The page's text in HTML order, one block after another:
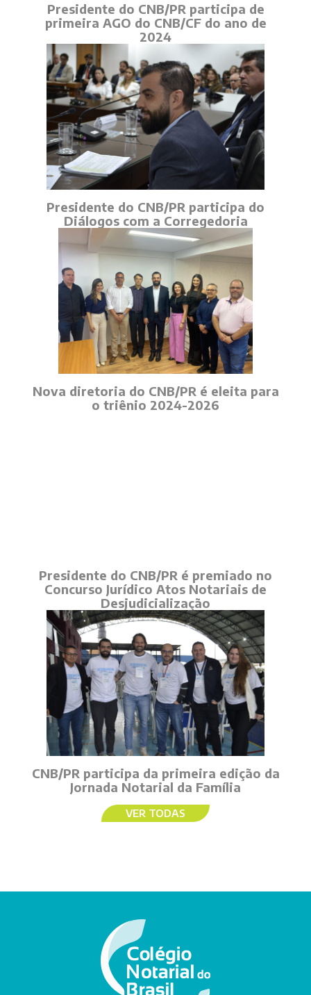
Presidente do CNB/PR participa de
primeira AGO do CNB/CF do ano de
2024
Presidente do CNB/PR participa do
Diálogos com a Corregedoria
Nova diretoria do CNB/PR é eleita para
o triênio 2024-2026
Presidente do CNB/PR é premiado no
Concurso Jurídico Atos Notariais de
Desjudicialização
CNB/PR participa da primeira edição da
Jornada Notarial da Família
VER TODAS